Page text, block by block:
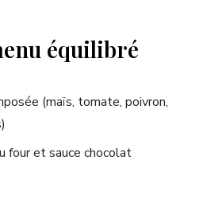
équilibré
(maïs, tomate, poivron,
four et sauce chocolat